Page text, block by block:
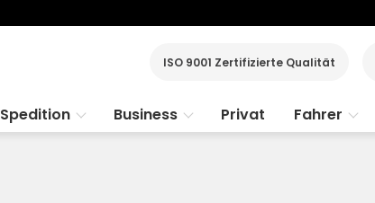
ISO 9001 Zertifizierte Qualität
Spedition Business Privat Fahrer